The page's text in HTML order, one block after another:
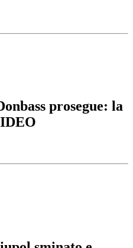
prosegue: la